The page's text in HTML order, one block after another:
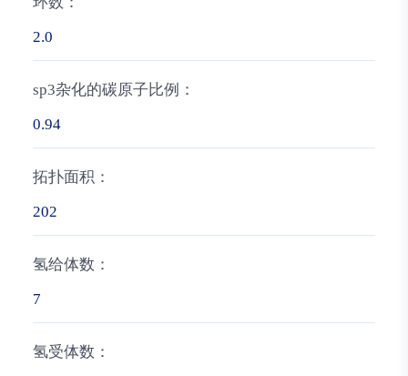
2.0
sp3杂化的碳原子比例：
0.94
拓扑面积：
202
氢给体数：
7
氢受体数：